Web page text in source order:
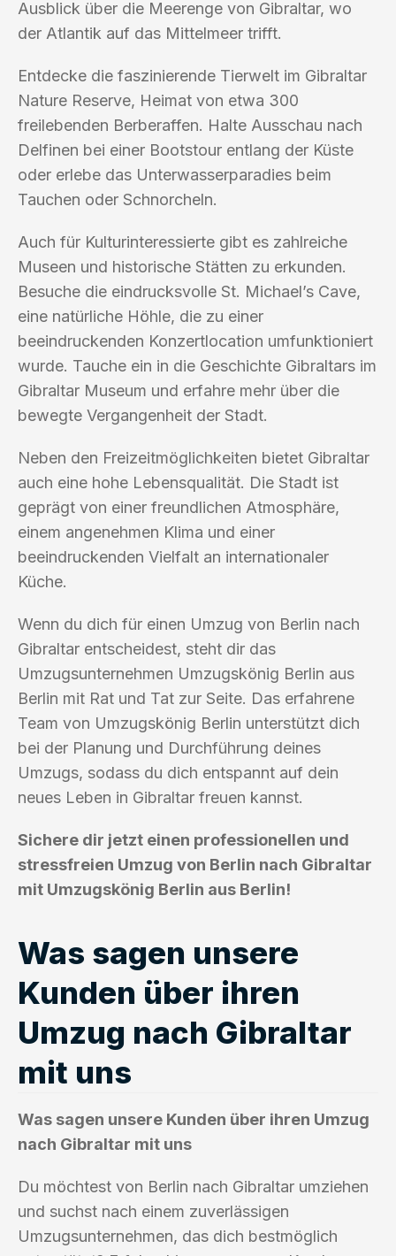
Ausblick über die Meerenge von Gibraltar, wo
der Atlantik auf das Mittelmeer trifft.
Entdecke die faszinierende Tierwelt im Gibraltar
Nature Reserve, Heimat von etwa 300
freilebenden Berberaffen. Halte Ausschau nach
Delfinen bei einer Bootstour entlang der Küste
oder erlebe das Unterwasserparadies beim
Tauchen oder Schnorcheln.
Auch für Kulturinteressierte gibt es zahlreiche
Museen und historische Stätten zu erkunden.
Besuche die eindrucksvolle St. Michael’s Cave,
eine natürliche Höhle, die zu einer
beeindruckenden Konzertlocation umfunktioniert
wurde. Tauche ein in die Geschichte Gibraltars im
Gibraltar Museum und erfahre mehr über die
bewegte Vergangenheit der Stadt.
Neben den Freizeitmöglichkeiten bietet Gibraltar
auch eine hohe Lebensqualität. Die Stadt ist
geprägt von einer freundlichen Atmosphäre,
einem angenehmen Klima und einer
beeindruckenden Vielfalt an internationaler
Küche.
Wenn du dich für einen Umzug von Berlin nach
Gibraltar entscheidest, steht dir das
Umzugsunternehmen Umzugskönig Berlin aus
Berlin mit Rat und Tat zur Seite. Das erfahrene
Team von Umzugskönig Berlin unterstützt dich
bei der Planung und Durchführung deines
Umzugs, sodass du dich entspannt auf dein
neues Leben in Gibraltar freuen kannst.
Sichere dir jetzt einen professionellen und
stressfreien Umzug von Berlin nach Gibraltar
mit Umzugskönig Berlin aus Berlin!
Was sagen unsere
Kunden über ihren
Umzug nach Gibraltar
mit uns
Was sagen unsere Kunden über ihren Umzug
nach Gibraltar mit uns
Du möchtest von Berlin nach Gibraltar umziehen
und suchst nach einem zuverlässigen
Umzugsunternehmen, das dich bestmöglich